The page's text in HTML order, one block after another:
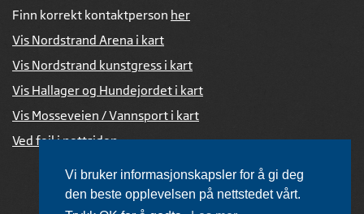
Vi bruker informasjonskapsler for å gi deg
den beste opplevelsen på nettstedet vårt.
Finn korrekt kontaktperson her
Vis Nordstrand Arena i kart
Vis Nordstrand kunstgress i kart
Vis Hallager og Hundejordet i kart
Vis Mosseveien / Vannsport i kart
Ved feil i nettsiden